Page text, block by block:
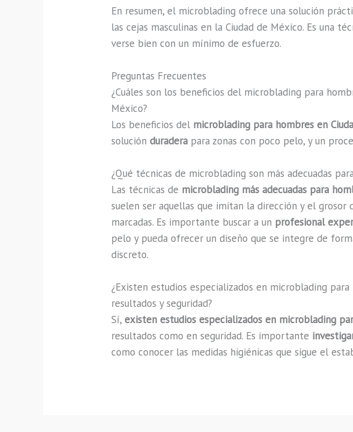
En resumen, el microblading ofrece una solución
las cejas masculinas en la Ciudad de México. Es una
verse bien con un mínimo de esfuerzo.
Preguntas Frecuentes
¿Cuáles son los beneficios del microblading para
México?
Los beneficios del microblading para hombres en
soluciónduradera para zonas con poco pelo, y un
¿Qué técnicas de microblading son más adecuadas
Las técnicas de microblading más adecuadas para
suelen ser aquellas que imitan la dirección y el
marcadas. Es importante buscar a un profesional
pelo y pueda ofrecer un diseño que se integre de
discreto.
¿Existen estudios especializados en microblading
resultados y seguridad?
Sí,existen estudios especializados en microblading
resultados como en seguridad. Es importante
como conocer las medidas higiénicas que sigue el